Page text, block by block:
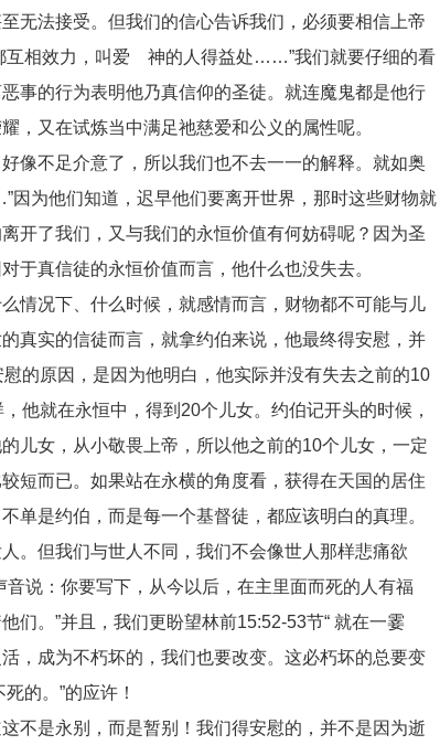
无法接受。但我们的信心告诉我们，必须要相信上帝
互相效力，叫爱 神的人得益处……”我们就要仔细的看
事的行为表明他乃真信仰的圣徒。就连魔鬼都是他行
，又在试炼当中满足祂慈爱和公义的属性呢。
像不足介意了，所以我们也不去一一的解释。就如奥
为他们知道，迟早他们要离开世界，那时这些财物就
开了我们，又与我们的永恒价值有何妨碍呢？因为圣
于真信徒的永恒价值而言，他什么也没失去。
情况下、什么时候，就感情而言，财物都不可能与儿
真实的信徒而言，就拿约伯来说，他最终得安慰，并
的原因，是因为他明白，他实际并没有失去之前的10
他就在永恒中，得到20个儿女。约伯记开头的时候，
儿女，从小敬畏上帝，所以他之前的10个儿女，一定
短而已。如果站在永横的角度看，获得在天国的居住
单是约伯，而是每一个基督徒，都应该明白的真理。
。但我们与世人不同，我们不会像世人那样悲痛欲
说：你要写下，从今以后，在主里面而死的人有福
们。”并且，我们更盼望林前15:52-53节“ 就在一霎
，成为不朽坏的，我们也要改变。这必朽坏的总要变
的。”的应许！
不是永别，而是暂别！我们得安慰的，并不是因为逝